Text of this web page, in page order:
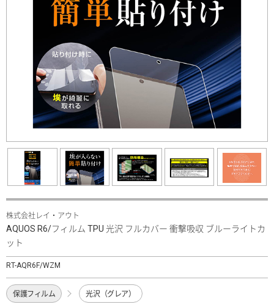
株式会社レイ・アウト
AQUOS R6/フィルム TPU 光沢 フルカバー 衝撃吸収 ブルーライトカ
ット
RT-AQR6F/WZM
保護フィルム 光沢（グレア）